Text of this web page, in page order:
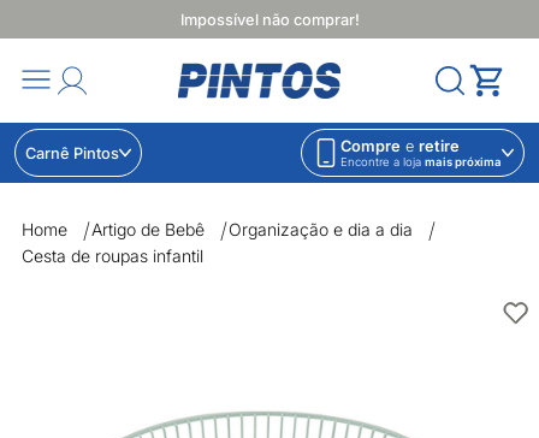
Impossível não comprar!
Carnê Pintos Compre e retire
Encontre a loja mais próxima
Home Artigo de Bebê
Organização e dia a dia
Cesta de roupas infantil